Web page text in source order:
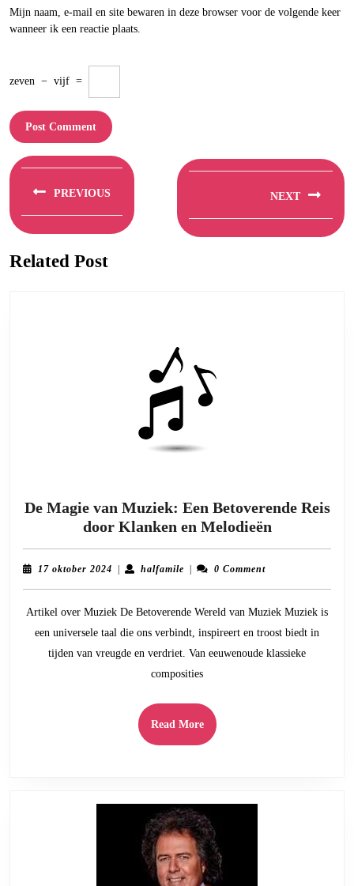
Mijn naam, e-mail en site bewaren in deze browser voor de volgende keer
wanneer ik een reactie plaats.
zeven − vijf =
Berichtnavigatie
PREVIOUS
post:
NEXT
post:
Related Post
De Magie van Muziek: Een Betoverende Reis
door Klanken en MelodieënDe
Magie
Reis
door
17 oktober 2024 17| halfamilehalfamile
| 0 Comment
Artikel over Muziek De Betoverende Wereld van Muziek Muziek is
een universele taal die ons verbindt, inspireert en troost biedt in
tijden van vreugde en verdriet. Van eeuwenoude klassieke
composities
Read MoreRead
More